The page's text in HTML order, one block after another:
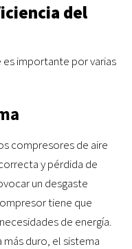
del
importante por varias
compresores de aire
y pérdida de
un desgaste
tiene que
de energía.
duro, el sistema